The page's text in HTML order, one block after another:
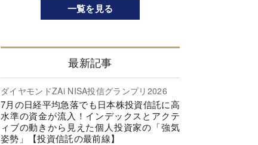
一覧を見る
最新記事
ダイヤモンドZAi NISA投信グランプリ2026
7月の日経平均急落でも日本株投資信託に高
水準の資金が流入！インデックスとアクテ
ィブの動きから見えた個人投資家の「強気
姿勢」【投資信託の最前線】